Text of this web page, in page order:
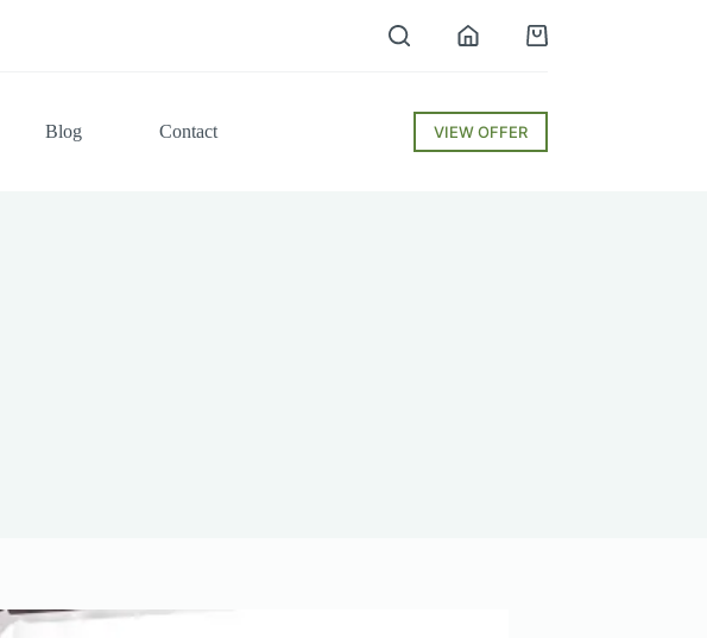
Shopping
Blog Contact VIEW OFFER